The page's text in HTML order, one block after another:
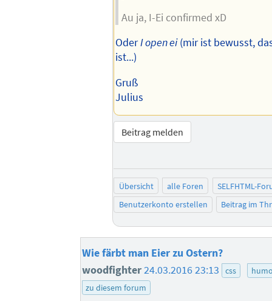
Au ja, I-Ei confirmed xD
OderI open ei(mir ist bewusst,
ist...)
Gruß
Julius
Beitrag melden
Übersicht alle Foren
SELFHTML-
Benutzerkonto erstellen
Beitrag im
Wie färbt man Eier zu Ostern?
woodfighter24.03.2016 23:13 css
zu diesem forum